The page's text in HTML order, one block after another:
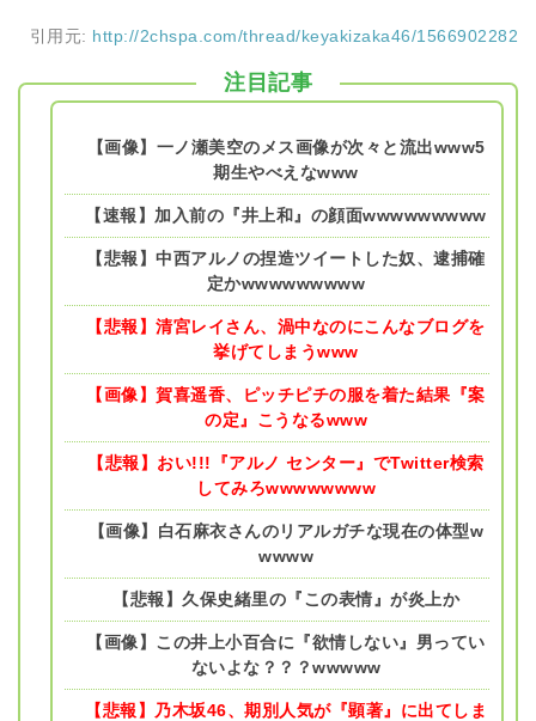
引用元: http://2chspa.com/thread/keyakizaka46/1566902282
注目記事
【画像】一ノ瀬美空のメス画像が次々と流出www5
期生やべえなwww
【速報】加入前の『井上和』の顔面wwwwwwwww
【悲報】中西アルノの捏造ツイートした奴、逮捕確
定かwwwwwwwww
【悲報】清宮レイさん、渦中なのにこんなブログを
挙げてしまうwww
【画像】賀喜遥香、ピッチピチの服を着た結果『案
の定』こうなるwww
【悲報】おい!!!『アルノ センター』でTwitter検索
してみろwwwwwwww
【画像】白石麻衣さんのリアルガチな現在の体型w
wwww
【悲報】久保史緒里の『この表情』が炎上か
【画像】この井上小百合に『欲情しない』男ってい
ないよな？？？wwwww
【悲報】乃木坂46、期別人気が『顕著』に出てしま